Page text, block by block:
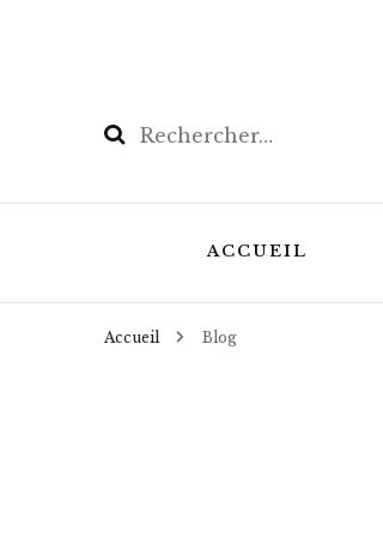
Rechercher :
ACCUEIL
Accueil Blog